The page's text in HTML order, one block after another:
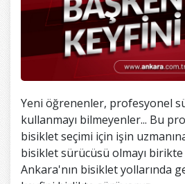
Yeni öğrenenler, profesyonel
kullanmayı bilmeyenler... Bu
bisiklet seçimi için işin
bisiklet sürücüsü olmayı
Ankara'nın bisiklet yollarında